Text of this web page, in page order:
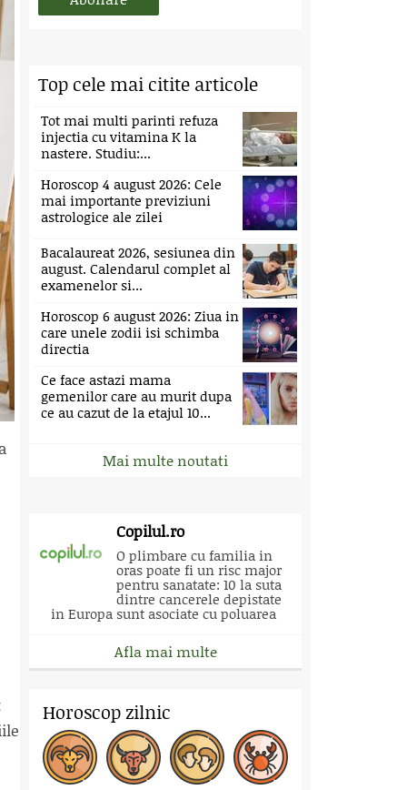
Top cele mai citite articole
Tot mai multi parinti refuza
injectia cu vitamina K la
nastere. Studiu:...
Horoscop 4 august 2026: Cele
mai importante previziuni
astrologice ale zilei
Bacalaureat 2026, sesiunea din
august. Calendarul complet al
examenelor si...
Horoscop 6 august 2026: Ziua in
care unele zodii isi schimba
directia
Ce face astazi mama
gemenilor care au murit dupa
ce au cazut de la etajul 10...
Mai multe noutati
Copilul.ro
O plimbare cu familia in
oras poate fi un risc major
pentru sanatate: 10 la suta
dintre cancerele depistate
in Europa sunt asociate cu poluarea
Afla mai multe
Horoscop zilnic